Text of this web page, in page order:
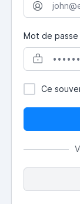
Mot de passe
Ce